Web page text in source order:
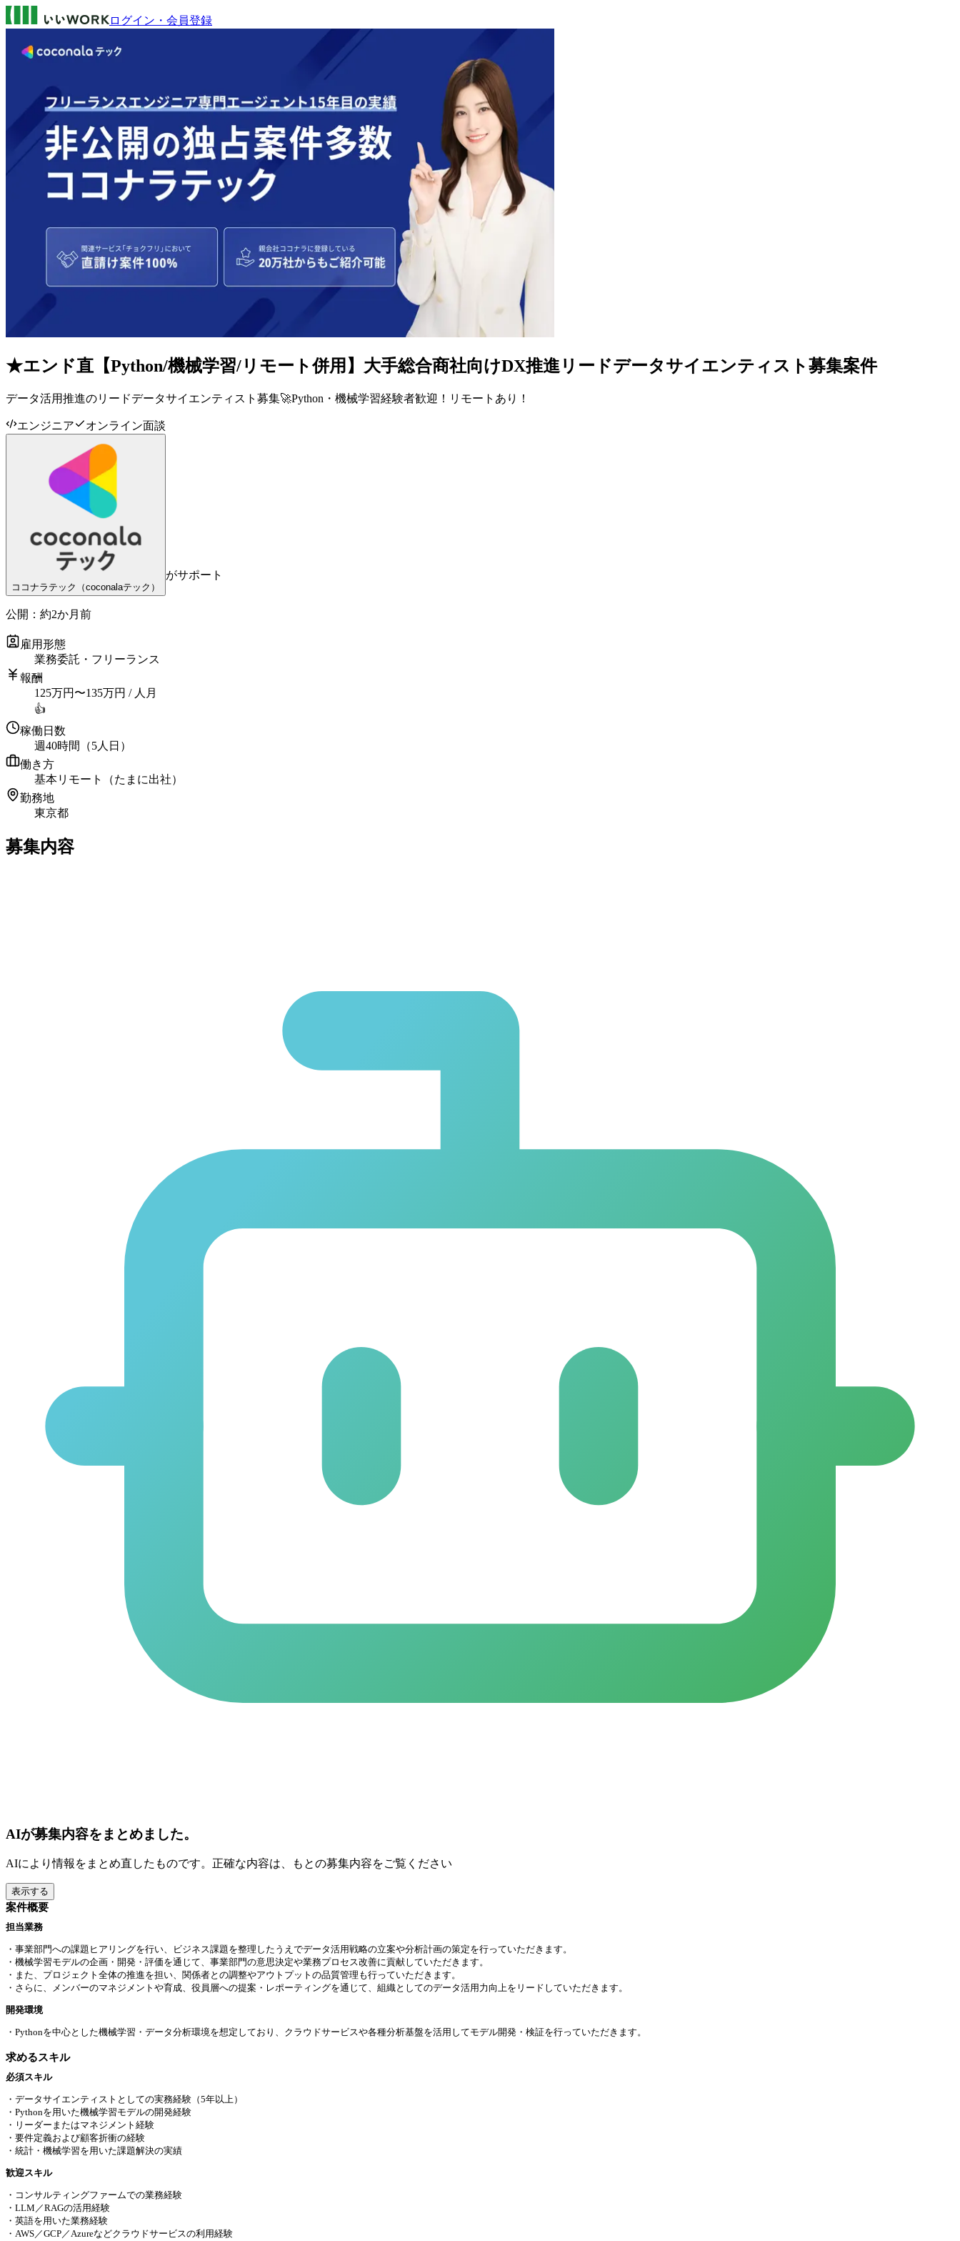
ログイン・会員登録
★エンド直【Python/機械学習/リモート併用】大手総合商社向けDX推進リードデータサイエンティスト募集案件
データ活用推進のリードデータサイエンティスト募集🚀Python・機械学習経験者歓迎！リモートあり！
エンジニア オンライン面談
ココナラテック（coconalaテック）
がサポート
公開： 約2か月前
雇用形態
業務委託・フリーランス
報酬
125万円 〜135万円 / 人月
👍
稼働日数
週40時間（5人日）
働き方
基本リモート（たまに出社）
勤務地
東京都
募集内容
AIが募集内容をまとめました。
AIにより情報をまとめ直したものです。正確な内容は、もとの募集内容をご覧ください
表示する
案件概要
担当業務
・事業部門への課題ヒアリングを行い、ビジネス課題を整理したうえでデータ活用戦略の立案や分析計画の策定を行っていただきます。
・機械学習モデルの企画・開発・評価を通じて、事業部門の意思決定や業務プロセス改善に貢献していただきます。
・また、プロジェクト全体の推進を担い、関係者との調整やアウトプットの品質管理も行っていただきます。
・さらに、メンバーのマネジメントや育成、役員層への提案・レポーティングを通じて、組織としてのデータ活用力向上をリードしていただきます。
開発環境
・Pythonを中心とした機械学習・データ分析環境を想定しており、クラウドサービスや各種分析基盤を活用してモデル開発・検証を行っていただきます。
求めるスキル
必須スキル
・データサイエンティストとしての実務経験（5年以上）
・Pythonを用いた機械学習モデルの開発経験
・リーダーまたはマネジメント経験
・要件定義および顧客折衝の経験
・統計・機械学習を用いた課題解決の実績
歓迎スキル
・コンサルティングファームでの業務経験
・LLM／RAGの活用経験
・英語を用いた業務経験
・AWS／GCP／Azureなどクラウドサービスの利用経験